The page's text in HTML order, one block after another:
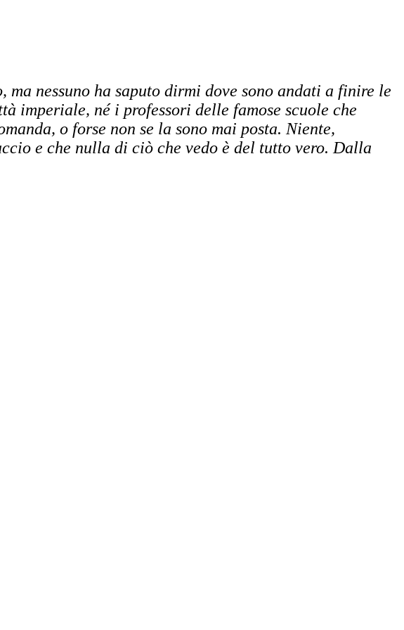
nessuno ha saputo dirmi dove sono andati a finire le
imperiale, né i professori delle famose scuole che
o forse non se la sono mai posta. Niente,
e che nulla di ciò che vedo è del tutto vero. Dalla